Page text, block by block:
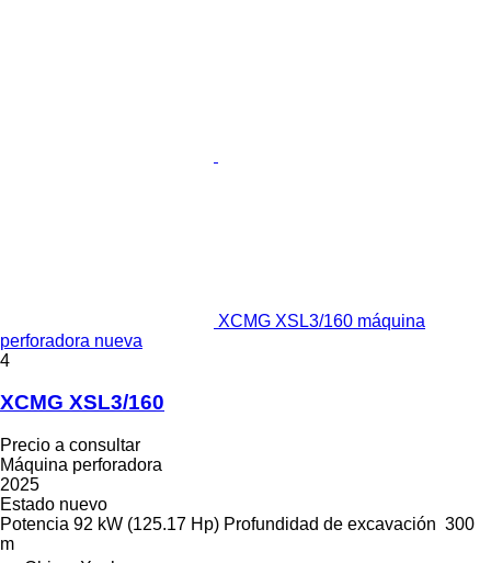
XCMG XSL3/160 máquina
perforadora nueva
4
XCMG XSL3/160
Precio a consultar
Máquina perforadora
2025
Estado nuevo
Potencia 92 kW (125.17 Hp) Profundidad de excavación 300
m